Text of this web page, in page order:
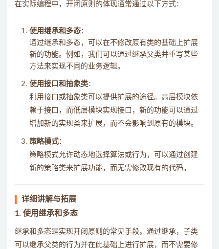
在实际编程中，开闭原则的体现通常通过以下方式：
使用继承和多态：
通过继承和多态，可以在不修改原有类的基础上扩展
新的功能。例如，我们可以通过继承父类并重写某些
方法来实现不同的业务逻辑。
使用接口和抽象类：
利用接口或抽象类可以提供扩展的途径。高层模块依
赖于接口，而低层模块实现接口，新的功能可以通过
增加新的实现类来扩展，而不会影响到原有的模块。
策略模式：
策略模式允许动态地选择算法或行为，可以通过创建
新的策略类来扩展功能，而无需修改现有的代码。
详细讲解与拓展
1. 使用继承和多态
继承和多态是实现开闭原则的常见手段。通过继承，子类
可以继承父类的行为并在此基础上进行扩展，而不需要修